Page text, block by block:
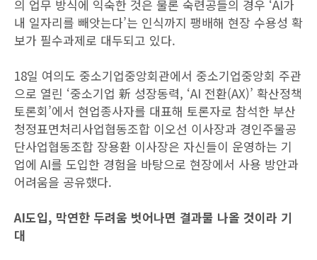
의 업무 방식에 익숙한 것은 물론 숙련공들의 경우 ‘AI가
내 일자리를 빼앗는다’는 인식까지 팽배해 현장 수용성 확
보가 필수과제로 대두되고 있다.
18일 여의도 중소기업중앙회관에서 중소기업중앙회 주관
으로 열린 ‘중소기업 新 성장동력, ‘AI 전환(AX)’ 확산정책
토론회’에서 현업종사자를 대표해 토론자로 참석한 부산
청정표면처리사업협동조합 이오선 이사장과 경인주물공
단사업협동조합 장용환 이사장은 자신들이 운영하는 기
업에 AI를 도입한 경험을 바탕으로 현장에서 사용 방안과
어려움을 공유했다.
AI도입, 막연한 두려움 벗어나면 결과물 나올 것이라 기
대